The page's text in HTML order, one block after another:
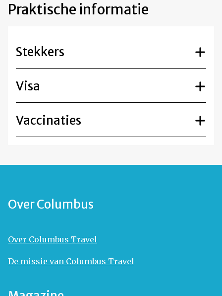
Praktische informatie
Stekkers
Visa
Vaccinaties
Over Columbus
Over Columbus Travel
De missie van Columbus Travel